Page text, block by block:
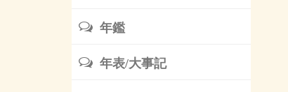
年鑑
年表/大事記